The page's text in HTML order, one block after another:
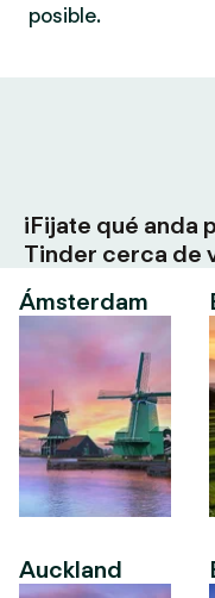
posible.
¡Fijate qué anda
Tinder cerca de
Ámsterdam
Auckland